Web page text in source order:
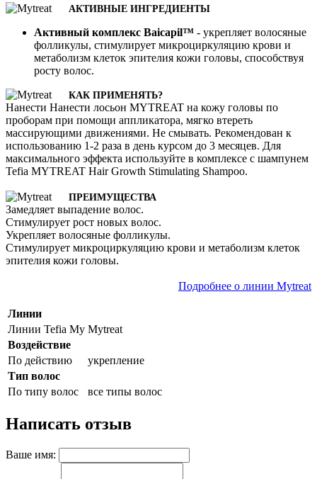
АКТИВНЫЕ ИНГРЕДИЕНТЫ
Активный комплекс Baicapil™ - укрепляет волосяные
фолликулы, стимулирует микроциркуляцию крови и
метаболизм клеток эпителия кожи головы, способствуя
росту волос.
КАК ПРИМЕНЯТЬ?
Нанести Нанести лосьон MYTREAT на кожу головы по
проборам при помощи аппликатора, мягко втереть
массирующими движениями. Не смывать. Рекомендован к
использованию 1-2 раза в день курсом до 3 месяцев. Для
максимального эффекта используйте в комплексе с шампунем
Tefia MYTREAT Hair Growth Stimulating Shampoo.
ПРЕИМУЩЕСТВА
Замедляет выпадение волос.
Стимулирует рост новых волос.
Укрепляет волосяные фолликулы.
Стимулирует микроциркуляцию крови и метаболизм клеток
эпителия кожи головы.
Подробнее о линии Mytreat
Линии
Линии Tefia My Mytreat
Воздействие
По действию
укрепление
Тип волос
По типу волос
все типы волос
Написать отзыв
Ваше имя: